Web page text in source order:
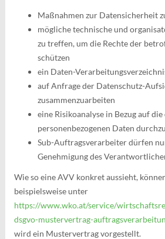
Maßnahmen zur Datensicherheit
mögliche technische und
zu treffen, um die Rechte der
schützen
ein Daten-
auf Anfrage der Datenschutz-
zusammenzuarbeiten
eine Risikoanalyse in Bezug auf
personenbezogenen Daten
Sub-Auftragsverarbeiter dürfen
Genehmigung des
Wie so eine AVV konkret aussieht,
beispielsweise unter
https://www.wko.at/service/
dsgvo-mustervertrag-
wird ein Mustervertrag vorgestellt.